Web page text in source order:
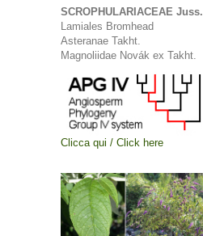
SCROPHULARIACEAE Juss.
Lamiales Bromhead
Asteranae Takht.
Magnoliidae Novák ex Takht.
Clicca qui / Click here